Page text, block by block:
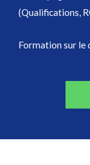
(Qualifications,
Formation sur le